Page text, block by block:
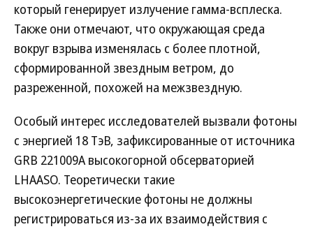
который генерирует излучение гамма-всплеска.
Также они отмечают, что окружающая среда
вокруг взрыва изменялась с более плотной,
сформированной звездным ветром, до
разреженной, похожей на межзвездную.
Особый интерес исследователей вызвали фотоны
с энергией 18 ТэВ, зафиксированные от источника
GRB 221009A высокогорной обсерваторией
LHAASO. Теоретически такие
высокоэнергетические фотоны не должны
регистрироваться из-за их взаимодействия с